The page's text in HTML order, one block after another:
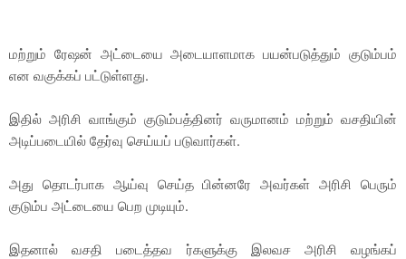
மற்றும் ரேஷன் அட்டையை அடையாளமாக பயன்படுத்தும் குடும்பம்
என வகுக்கப் பட்டுள்ளது.
இதில் அரிசி வாங்கும் குடும்பத்தினர் வருமானம் மற்றும் வசதியின்
அடிப்படையில் தேர்வு செய்யப் படுவார்கள்.
அது தொடர்பாக ஆய்வு செய்த பின்னரே அவர்கள் அரிசி பெரும்
குடும்ப அட்டையை பெற முடியும்.
இதனால் வசதி படைத்தவ ர்களுக்கு இலவச அரிசி வழங்கப்